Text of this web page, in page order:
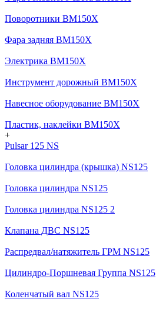
Поворотники BM150X
Фара задняя BM150X
Электрика BM150X
Инструмент дорожный BM150X
Навесное оборудование BM150X
Пластик, наклейки BM150X
+
Pulsar 125 NS
Головка цилиндра (крышка) NS125
Головка цилиндра NS125
Головка цилиндра NS125 2
Клапана ДВС NS125
Распредвал/натяжитель ГРМ NS125
Цилиндро-Поршневая Группа NS125
Коленчатый вал NS125